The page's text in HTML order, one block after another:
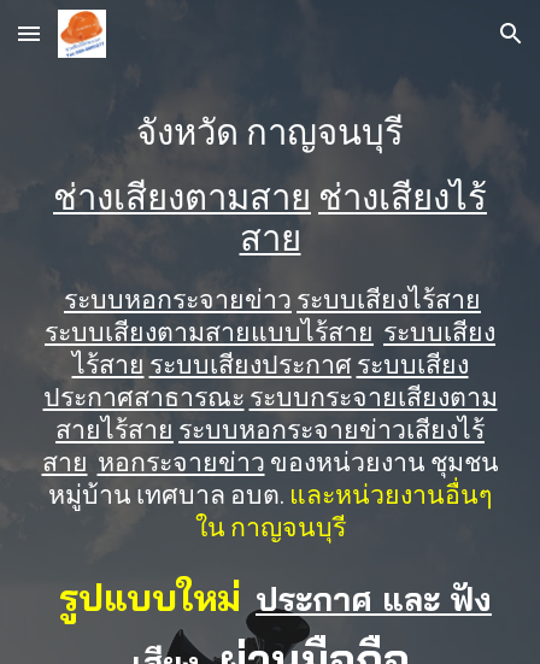
Skip to main content Skip to navigation
จังหวัด กาญจนบุรี
ช่างเสียงตามสาย ช่างเสียงไร้
สาย
ระบบหอกระจายข่าว ระบบเสียงไร้สาย
ระบบเสียงตามสายแบบไร้สาย ระบบเสียง
ไร้สาย ระบบเสียงประกาศ ระบบเสียง
ประกาศสาธารณะ ระบบกระจายเสียงตาม
สายไร้สาย ระบบหอกระจายข่าวเสียงไร้
สาย หอกระจายข่าว ของหน่วยงาน ชุมชน
หมู่บ้าน เทศบาล อบต. และหน่วยงานอื่นๆ
ใน กาญจนบุรี
รูปแบบใหม่ ประกาศ และ ฟัง